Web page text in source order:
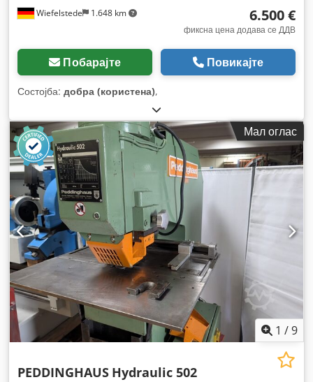
Wiefelstede 1.648 km 6.500 €
фиксна цена додава се ДДВ
Побарајте Повикајте
Состојба: добра (користена),
Мал оглас
1 /9
PEDDINGHAUS Hydraulic 502